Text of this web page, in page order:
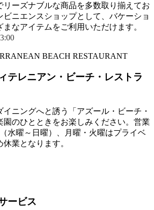
リーズナブルな商品を多数取り揃えてお
ビニエンスショップとして、バケーショ
なアイテムをご利用いただけます。
テレニアン・ビーチ・レストラ
イニングへと誘う「アズール・ビーチ・
園のひとときをお楽しみください。営業
水曜～日曜）、月曜・火曜はプライベ
業となります。
ービス